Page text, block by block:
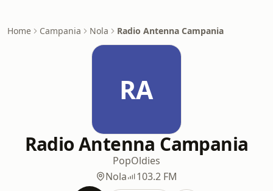
Home Campania Nola Radio Antenna Campania
RA
Radio Antenna Campania
PopOldies
Nola
103.2 FM